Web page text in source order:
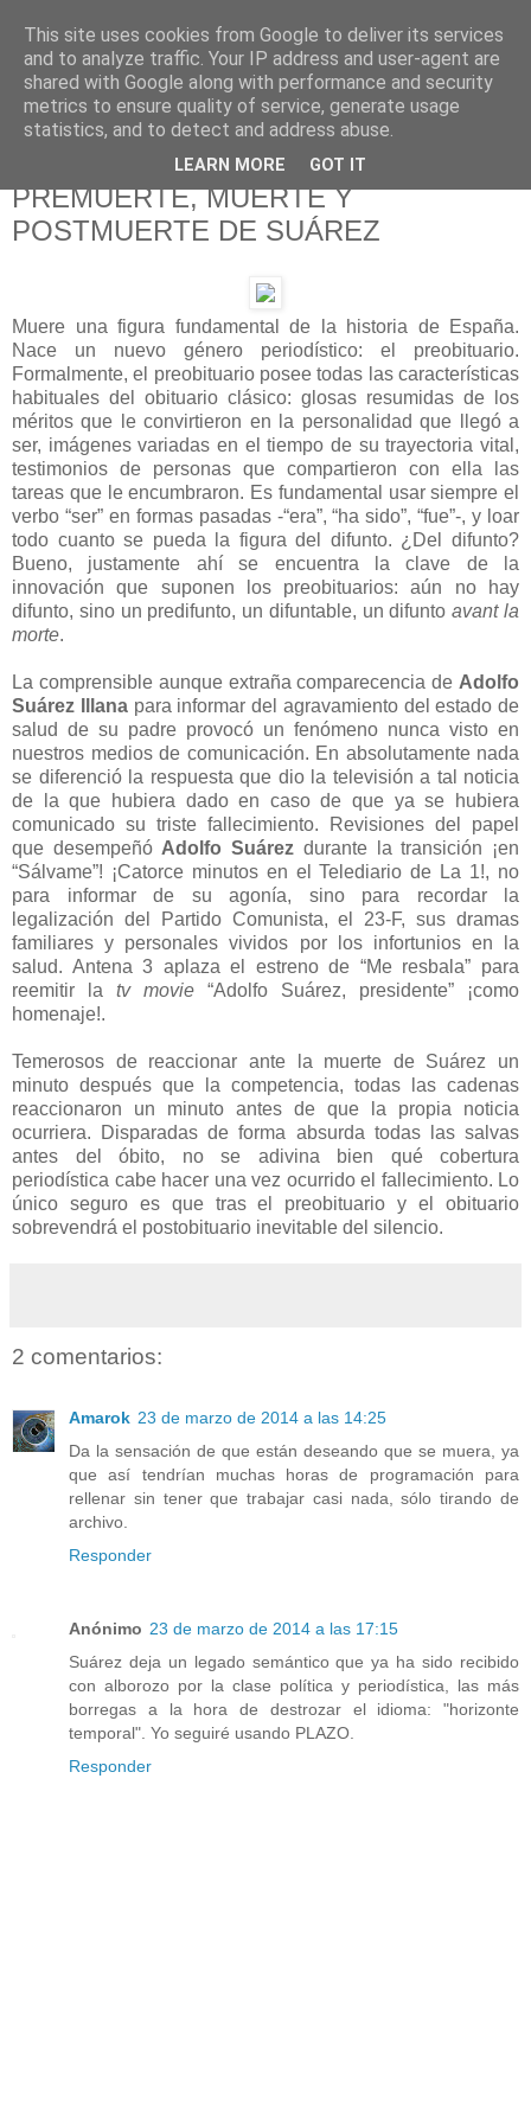
625 RANAS
LA TELEVISIÓN DESDE EL PUNTO DE VISTA BATRACIO
PREMUERTE, MUERTE Y
POSTMUERTE DE SUÁREZ
Muere una figura fundamental de la historia de España.
Nace un nuevo género periodístico: el preobituario.
Formalmente, el preobituario posee todas las características
habituales del obituario clásico: glosas resumidas de los
méritos que le convirtieron en la personalidad que llegó a
ser, imágenes variadas en el tiempo de su trayectoria vital,
testimonios de personas que compartieron con ella las
tareas que le encumbraron. Es fundamental usar siempre el
verbo “ser” en formas pasadas -“era”, “ha sido”, “fue”-, y loar
todo cuanto se pueda la figura del difunto. ¿Del difunto?
Bueno, justamente ahí se encuentra la clave de la
innovación que suponen los preobituarios: aún no hay
difunto, sino un predifunto, un difuntable, un difuntoavant la
morte.
La comprensible aunque extraña comparecencia de Adolfo
Suárez Illanapara informar del agravamiento del estado de
salud de su padre provocó un fenómeno nunca visto en
nuestros medios de comunicación. En absolutamente nada
se diferenció la respuesta que dio la televisión a tal noticia
de la que hubiera dado en caso de que ya se hubiera
comunicado su triste fallecimiento. Revisiones del papel
que desempeñó Adolfo Suárez durante la transición ¡en
“Sálvame”! ¡Catorce minutos en el Telediario de La 1!, no
para informar de su agonía, sino para recordar la
legalización del Partido Comunista, el 23-F, sus dramas
familiares y personales vividos por los infortunios en la
salud. Antena 3 aplaza el estreno de “Me resbala” para
reemitir la tv movie “Adolfo Suárez, presidente” ¡como
homenaje!.
Temerosos de reaccionar ante la muerte de Suárez un
minuto después que la competencia, todas las cadenas
reaccionaron un minuto antes de que la propia noticia
ocurriera. Disparadas de forma absurda todas las salvas
antes del óbito, no se adivina bien qué cobertura
periodística cabe hacer una vez ocurrido el fallecimiento. Lo
único seguro es que tras el preobituario y el obituario
sobrevendrá el postobituario inevitable del silencio.
2 comentarios:
Amarok 23 de marzo de 2014 a las 14:25
Da la sensación de que están deseando que se muera, ya
que así tendrían muchas horas de programación para
rellenar sin tener que trabajar casi nada, sólo tirando de
archivo.
Responder
Anónimo 23 de marzo de 2014 a las 17:15
Suárez deja un legado semántico que ya ha sido recibido
con alborozo por la clase política y periodística, las más
borregas a la hora de destrozar el idioma: "horizonte
temporal". Yo seguiré usando PLAZO.
Responder
This site uses cookies from Google to deliver its services
and to analyze traffic. Your IP address and user-agent are
shared with Google along with performance and security
metrics to ensure quality of service, generate usage
statistics, and to detect and address abuse.
LEARN MORE GOT IT